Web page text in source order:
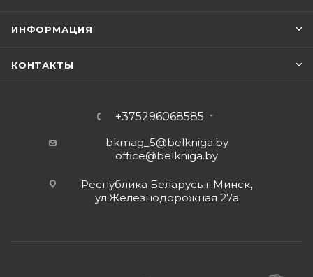
ИНФОРМАЦИЯ
КОНТАКТЫ
+375296068585
bkmag_5@belkniga.by
office@belkniga.by
Республика Беларусь г.Минск,
ул.Железнодорожная 27а